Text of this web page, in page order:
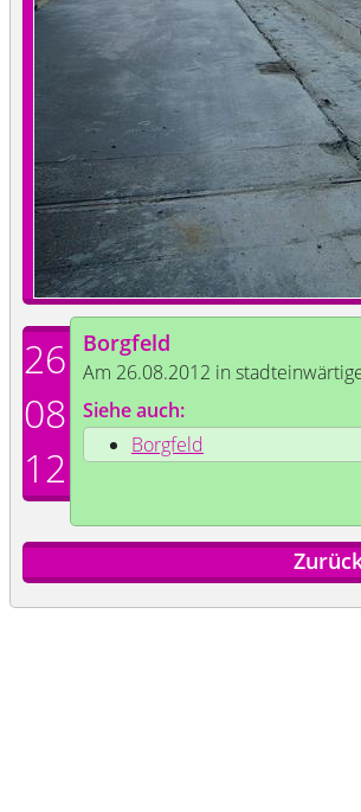
26
08
12
Borgfeld
Am 26.08.2012 in
Siehe auch:
Borgfeld